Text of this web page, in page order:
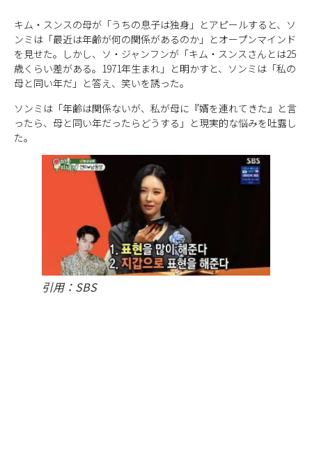
キム・スンスの母が「うちの息子は独身」とアピールすると、ソ
ンミは「最近は年齢が何の関係があるのか」とオープンマインド
を見せた。しかし、ソ・ジャンフンが「キム・スンスさんとは25
歳くらい差がある。1971年生まれ」と明かすと、ソンミは「私の
母と同い年だ」と答え、笑いを誘った。
ソンミは「年齢は関係ないが、私が母に『婿を連れてきた』と言
ったら、母と同い年だったらどうする」と現実的な悩みを吐露し
た。
引用：SBS